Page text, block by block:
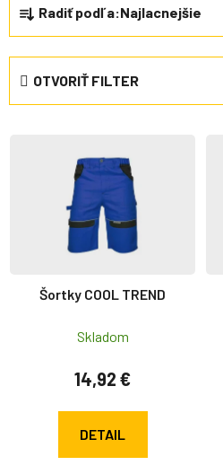
Radiť podľa:Najlacnejšie
OTVORIŤ FILTER
Šortky COOL TREND
Skladom
14,92 €
DETAIL